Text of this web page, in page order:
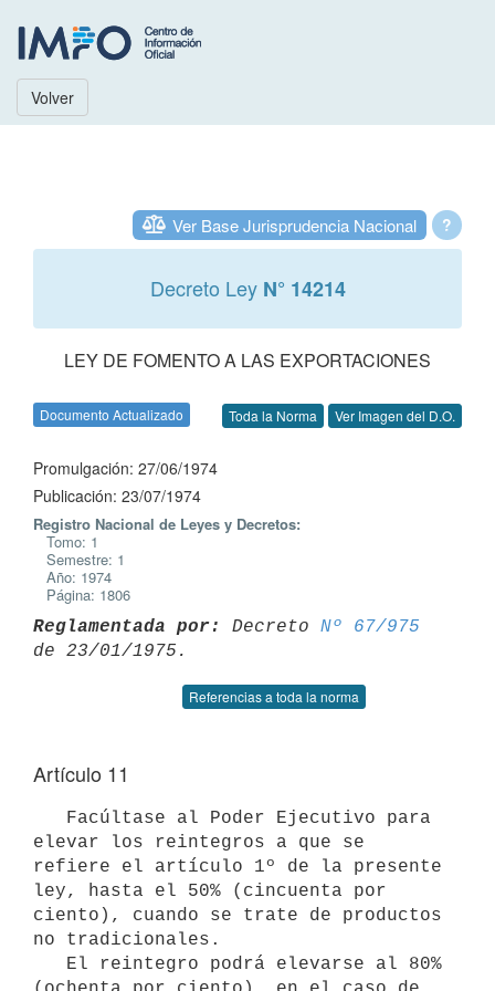
Volver
?
Ver Base Jurisprudencia Nacional
Decreto Ley N° 14214
LEY DE FOMENTO A LAS EXPORTACIONES
Documento Actualizado Toda la Norma Ver Imagen del D.O.
Promulgación: 27/06/1974
Publicación: 23/07/1974
Registro Nacional de Leyes y Decretos:
Tomo: 1
Semestre: 1
Año: 1974
Página: 1806
Reglamentada por: Decreto Nº 67/975
Referencias a toda la norma
Artículo 11
elevar los reintegros a que se
refiere el artículo 1º de la presente
ley, hasta el 50% (cincuenta por
ciento), cuando se trate de productos
no tradicionales.